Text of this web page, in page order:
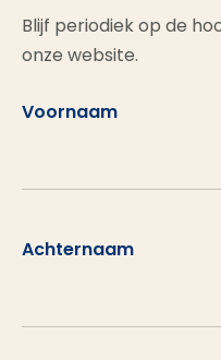
Blijf periodiek op de
onze website.
Voornaam
Achternaam